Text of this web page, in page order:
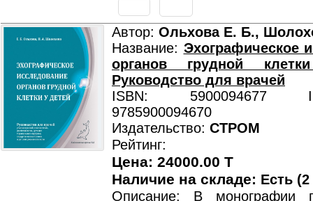
Автор: Ольхова Е. Б.,
Название: Эхографическое
органов грудной
Руководство для врачей
ISBN: 5900094677
9785900094670
Издательство: СТРОМ
Рейтинг:
Цена: 24000.00 T
Наличие на складе: Есть
Описание: В монографии